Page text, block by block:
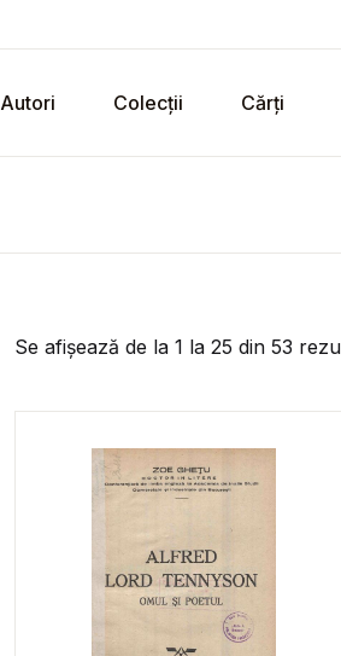
Autori Colecții Cărți
Se afișează de la 1 la 25 din 53